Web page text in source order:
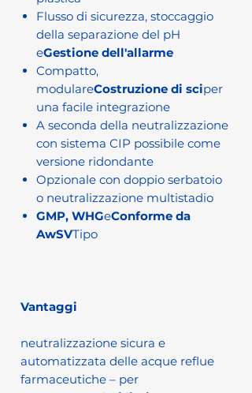
Flusso di sicurezza, stoccaggio
della separazione del pH
eGestione dell'allarme
Compatto,
modulareCostruzione di sciper
una facile integrazione
A seconda della neutralizzazione
con sistema CIP possibile come
versione ridondante
Opzionale con doppio serbatoio
o neutralizzazione multistadio
GMP, WHGeConforme da
AwSVTipo
Vantaggi
neutralizzazione sicura e
automatizzata delle acque reflue
farmaceutiche – per